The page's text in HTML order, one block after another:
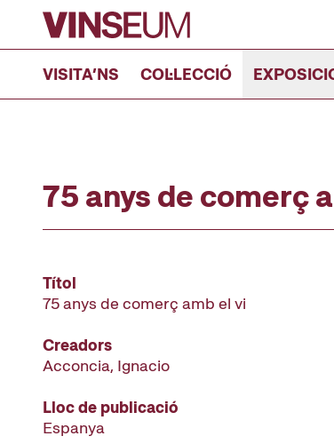
Anar al contingut
VISITA’NS COL·LECCIÓ
75 anys de comerç
Títol
75 anys de comerç amb el vi
Creadors
Acconcia, Ignacio
Lloc de publicació
Espanya